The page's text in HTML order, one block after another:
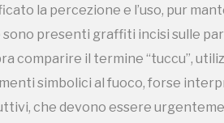
la percezione e l’uso, pur
presenti graffiti incisi sulle
comparire il termine “tuccu”,
simbolici al fuoco, forse
che devono essere
lo studio approfondito dei
alla comunità, restituendo
di Ognina.